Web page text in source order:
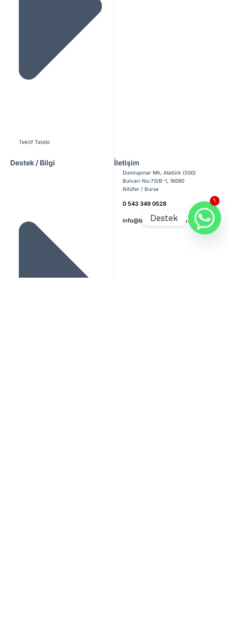
Teklif Talebi
Destek / Bilgi İletişim
Dumlupınar Mh, Atatürk (500)
Bulvarı No:70/B-1, 16090
Ni̇lüfer / Bursa
0 543 349 0528
info@baksoykimya.com.tr
1
Destek